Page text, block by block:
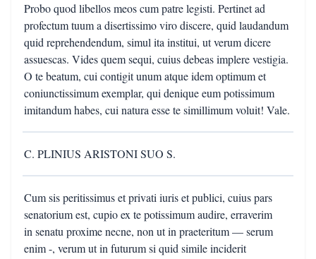
Probo quod libellos meos cum patre legisti. Pertinet ad
profectum tuum a disertissimo viro discere, quid laudandum
quid reprehendendum, simul ita institui, ut verum dicere
assuescas. Vides quem sequi, cuius debeas implere vestigia.
O te beatum, cui contigit unum atque idem optimum et
coniunctissimum exemplar, qui denique eum potissimum
imitandum habes, cui natura esse te simillimum voluit! Vale.
C. PLINIUS ARISTONI SUO S.
Cum sis peritissimus et privati iuris et publici, cuius pars
senatorium est, cupio ex te potissimum audire, erraverim
in senatu proxime necne, non ut in praeteritum — serum
enim -, verum ut in futurum si quid simile inciderit